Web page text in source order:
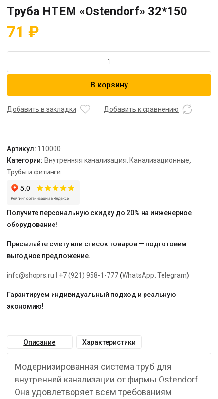
Труба НТЕМ «Ostendorf» 32*150
71 ₽
Труба
32*150
В корзину
Добавить в закладки Добавить к сравнению
Артикул: 110000
Категории: Внутренняя канализация, Канализационные,
Трубы и фитинги
Получите персональную скидку до 20% на инженерное
оборудование!
Присылайте смету или список товаров — подготовим
выгодное предложение.
info@shoprs.ru +7 (921) 958-1-777 (WhatsApp,Telegram)
Гарантируем индивидуальный подход и реальную
экономию!
Описание Характеристики
Модернизированная система труб для
внутренней канализации от фирмы Ostendorf.
Она удовлетворяет всем требованиям